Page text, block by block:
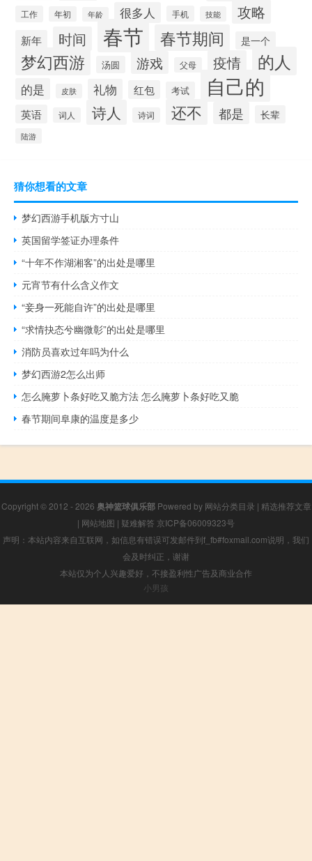
工作 年初 年龄 很多人 手机 技能 攻略
新年 时间 春节 春节期间 是一个
梦幻西游 汤圆 游戏 父母 疫情 的人
的是 皮肤 礼物 红包 考试 自己的
英语 词人 诗人 诗词 还不 都是 长辈
陆游
猜你想看的文章
梦幻西游手机版方寸山
英国留学签证办理条件
“十年不作湖湘客”的出处是哪里
元宵节有什么含义作文
“妾身一死能自许”的出处是哪里
“求情抉态兮幽微彰”的出处是哪里
消防员喜欢过年吗为什么
梦幻西游2怎么出师
怎么腌萝卜条好吃又脆方法 怎么腌萝卜条好吃又脆
春节期间阜康的温度是多少
Copyright © 2012 - 2026 奥神篮球俱乐部Powered by 网站分类目录 | 精选推荐文章
| 网站地图 | 疑难解答 京ICP备06009323号
声明：本站内容来自互联网，如信息有错误可发邮件到f_fb#foxmail.com说明，我们
会及时纠正，谢谢
本站仅为个人兴趣爱好，不接盈利性广告及商业合作
小男孩